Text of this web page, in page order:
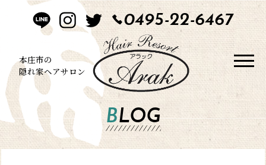
HOME
CONCEPT
STYLE
MENU
0495-22-6467
本庄市の
隠れ家ヘアサロン
BLOG